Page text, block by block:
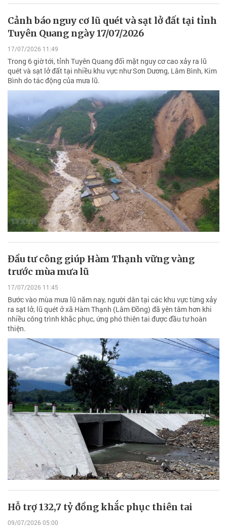
Cảnh báo nguy cơ lũ quét và sạt lở đất tại tỉnh
Tuyên Quang ngày 17/07/2026
17/07/2026 11:49
Trong 6 giờ tới, tỉnh Tuyên Quang đối mặt nguy cơ cao xảy ra lũ
quét và sạt lở đất tại nhiều khu vực như Sơn Dương, Lâm Bình, Kim
Bình do tác động của mưa lũ.
Đầu tư công giúp Hàm Thạnh vững vàng
trước mùa mưa lũ
17/07/2026 11:45
Bước vào mùa mưa lũ năm nay, người dân tại các khu vực từng xảy
ra sạt lở, lũ quét ở xã Hàm Thạnh (Lâm Đồng) đã yên tâm hơn khi
nhiều công trình khắc phục, ứng phó thiên tai được đầu tư hoàn
thiện.
Hỗ trợ 132,7 tỷ đồng khắc phục thiên tai
09/07/2026 05:00